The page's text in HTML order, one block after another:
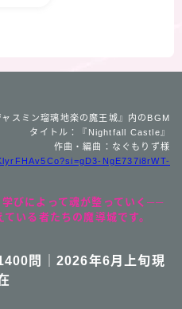
ャスミン瑠璃地楽の魔王城』内のBGM
タイトル：『Nightfall Castle』
作曲・編曲：なぐもりず様
NgE737i8rWT-
びによって魂が整っていく──
いる者たちの魔導城です。
問｜2026年6月上旬現